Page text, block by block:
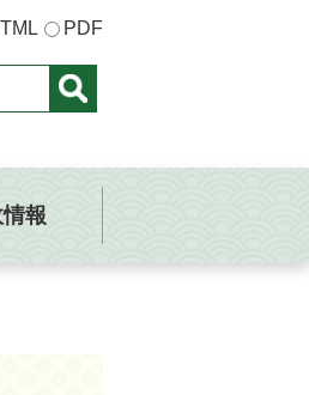
PDF
報